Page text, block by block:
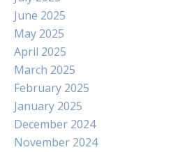
June 2025
May 2025
April 2025
March 2025
February 2025
January 2025
December 2024
November 2024